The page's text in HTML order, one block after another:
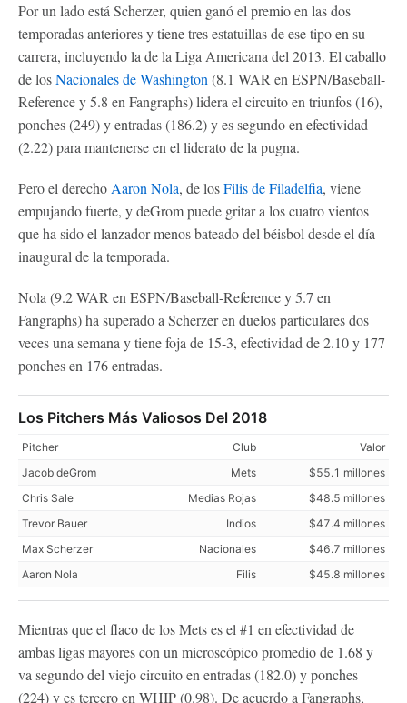
Por un lado está Scherzer, quien ganó el premio en las dos
temporadas anteriores y tiene tres estatuillas de ese tipo en su
carrera, incluyendo la de la Liga Americana del 2013. El caballo
de losNacionales de Washington (8.1 WAR en ESPN/Baseball-
Reference y 5.8 en Fangraphs) lidera el circuito en triunfos (16),
ponches (249) y entradas (186.2) y es segundo en efectividad
(2.22) para mantenerse en el liderato de la pugna.
Pero el derecho Aaron Nola, de losFilis de Filadelfia, viene
empujando fuerte, y deGrom puede gritar a los cuatro vientos
que ha sido el lanzador menos bateado del béisbol desde el día
inaugural de la temporada.
Nola (9.2 WAR en ESPN/Baseball-Reference y 5.7 en
Fangraphs) ha superado a Scherzer en duelos particulares dos
veces una semana y tiene foja de 15-3, efectividad de 2.10 y 177
ponches en 176 entradas.
Los Pitchers Más Valiosos Del 2018
Pitcher Club
Valor
Jacob deGrom
Mets
$55.1 millones
Chris Sale
Medias Rojas
$48.5 millones
Trevor Bauer
Indios
$47.4 millones
Max Scherzer
Nacionales
$46.7 millones
Aaron Nola
Filis $45.8 millones
Mientras que el flaco de los Mets es el #1 en efectividad de
ambas ligas mayores con un microscópico promedio de 1.68 y
va segundo del viejo circuito en entradas (182.0) y ponches
(224) y es tercero en WHIP (0.98). De acuerdo a Fangraphs,